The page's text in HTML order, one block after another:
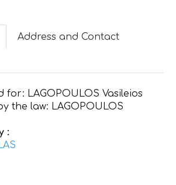
Address and Contact
for: LAGOPOULOS Vasileios
the law: LAGOPOULOS
: